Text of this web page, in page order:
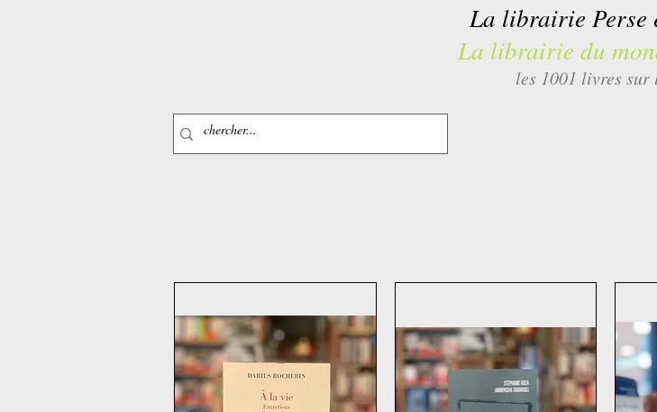
La librairie Perse
La librairie du
les 1001 livres